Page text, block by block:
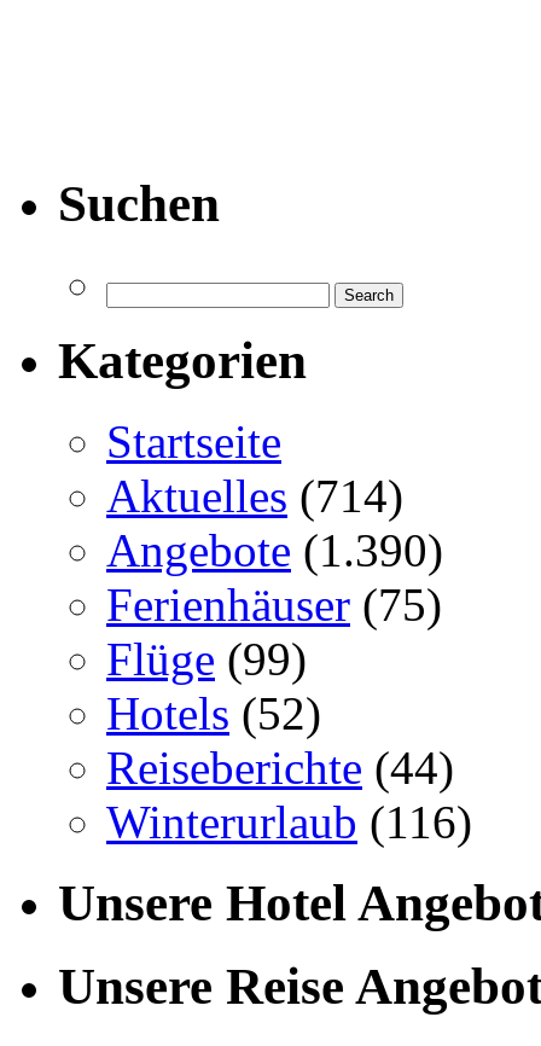
Suchen
Kategorien
Startseite
Aktuelles (714)
Angebote (1.390)
Ferienhäuser (75)
Flüge (99)
Hotels (52)
Reiseberichte (44)
Winterurlaub (116)
Unsere Hotel
Unsere Reise